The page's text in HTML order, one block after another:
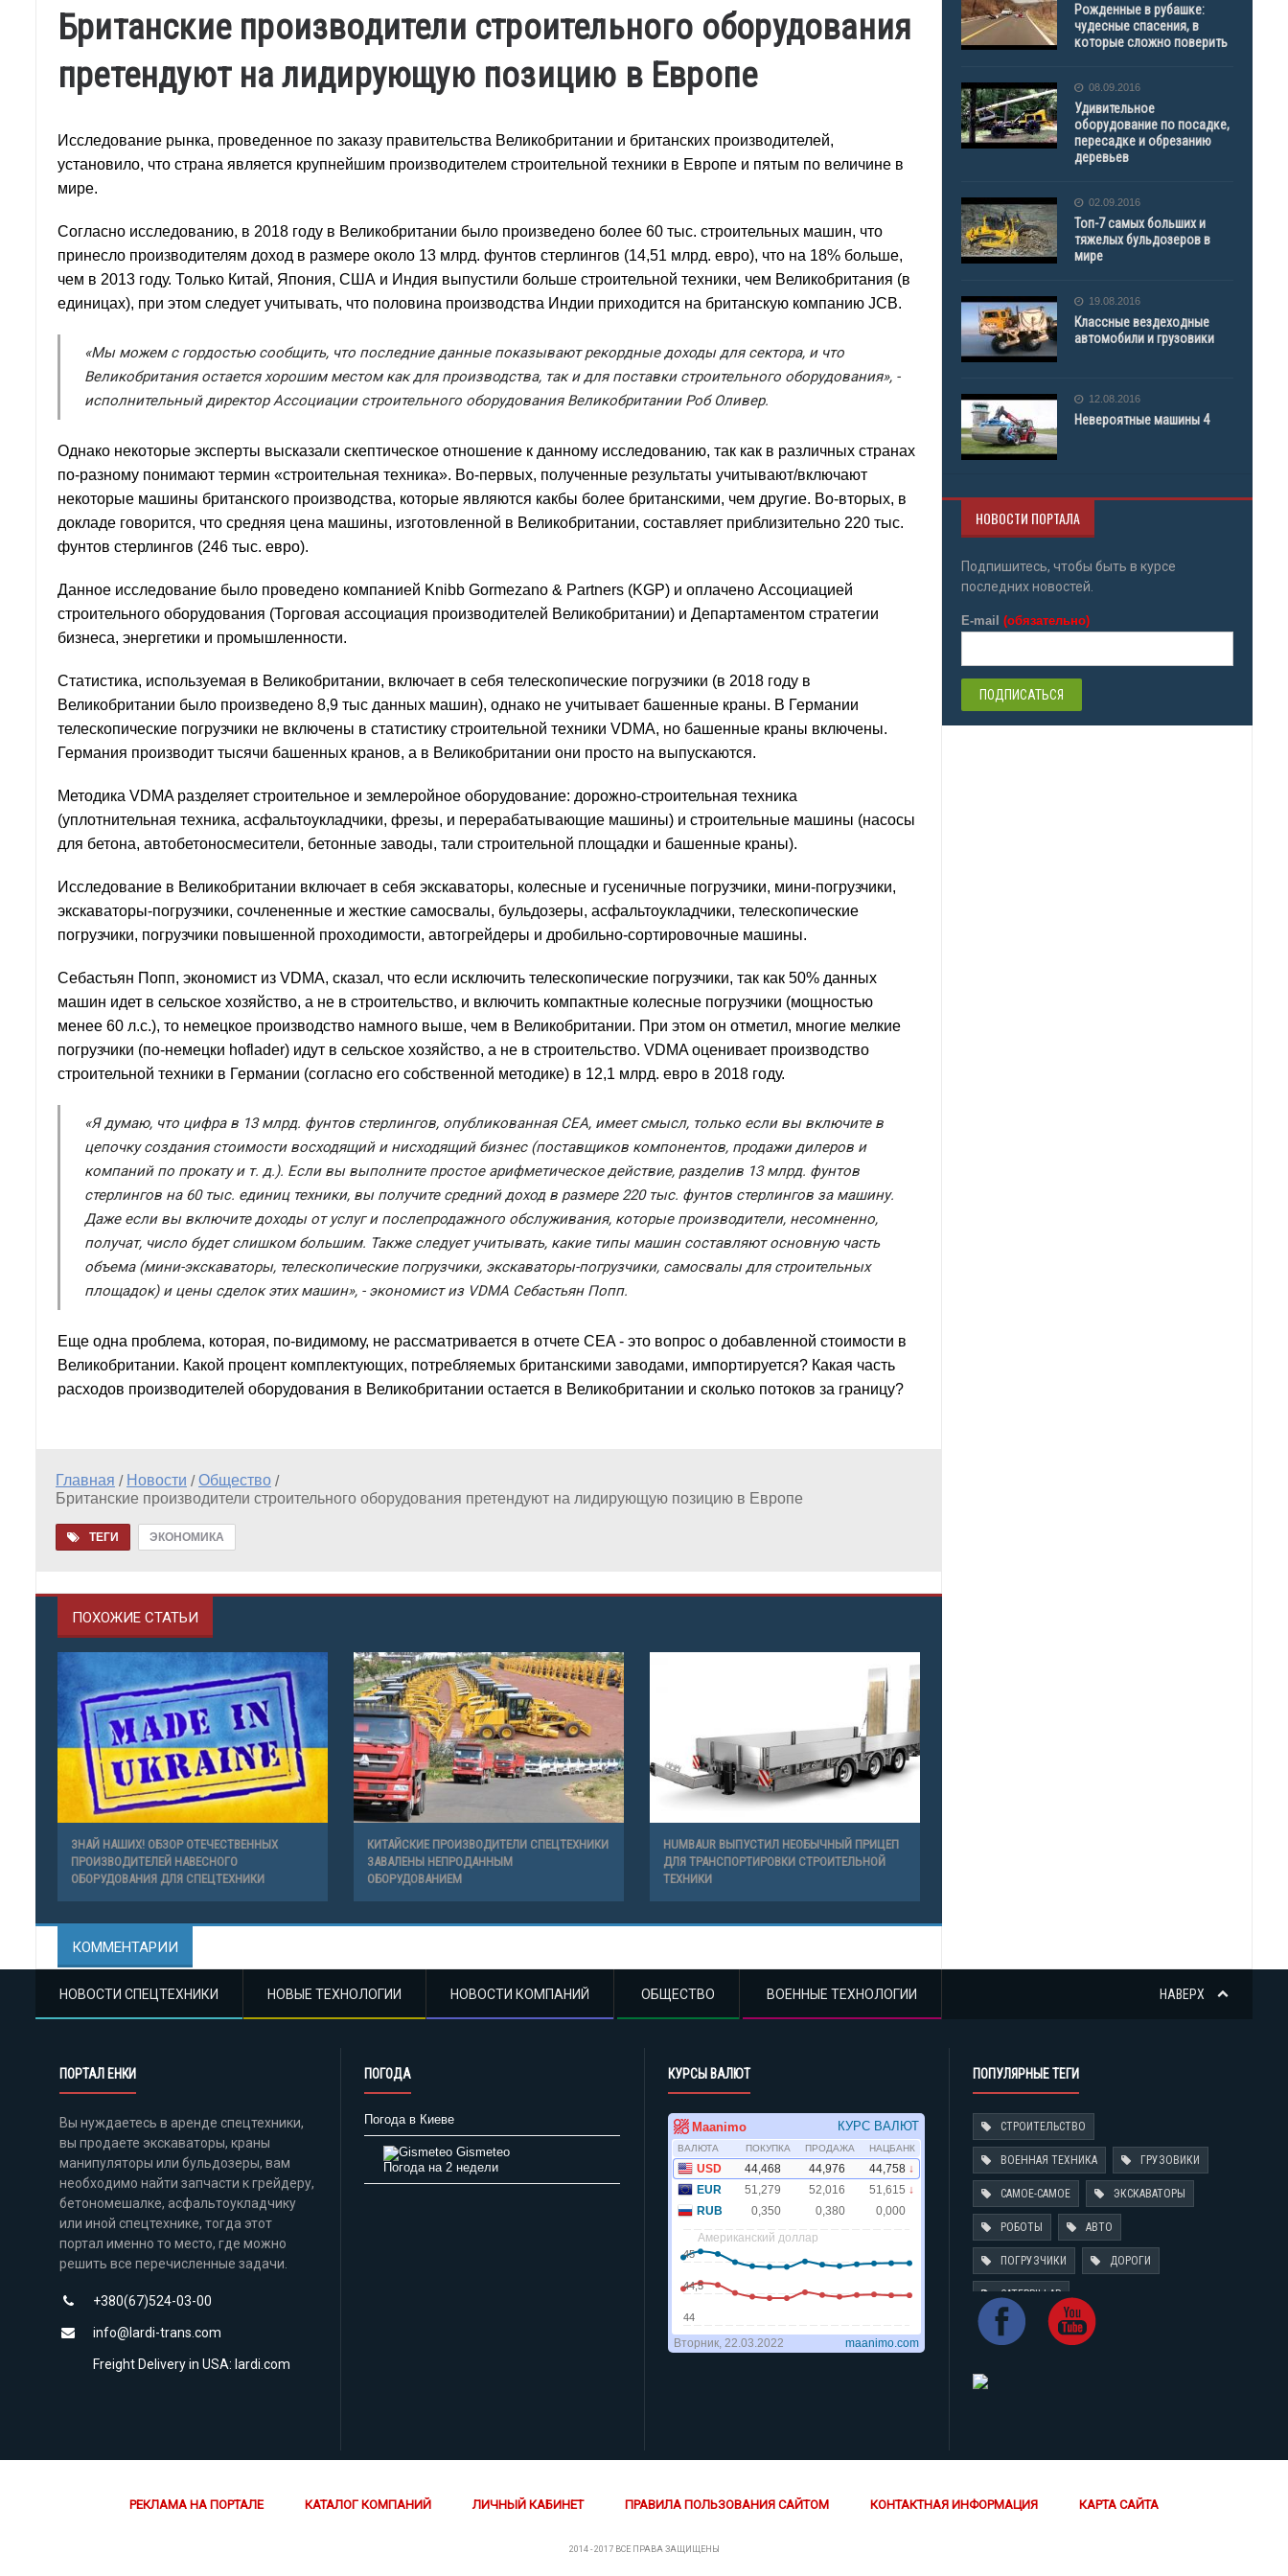
Британские производители строительного оборудования
претендуют на лидирующую позицию в Европе
Исследование рынка, проведенное по заказу правительства Великобритании и британских производителей,
установило, что страна является крупнейшим производителем строительной техники в Европе и пятым по величине в
мире.
Согласно исследованию, в 2018 году в Великобритании было произведено более 60 тыс. строительных машин, что
принесло производителям доход в размере около 13 млрд. фунтов стерлингов (14,51 млрд. евро), что на 18% больше,
чем в 2013 году. Только Китай, Япония, США и Индия выпустили больше строительной техники, чем Великобритания (в
единицах), при этом следует учитывать, что половина производства Индии приходится на британскую компанию JCB.
«Мы можем с гордостью сообщить, что последние данные показывают рекордные доходы для сектора, и что
Великобритания остается хорошим местом как для производства, так и для поставки строительного оборудования», -
исполнительный директор Ассоциации строительного оборудования Великобритании Роб Оливер.
Однако некоторые эксперты высказали скептическое отношение к данному исследованию, так как в различных странах
по-разному понимают термин «строительная техника». Во-первых, полученные результаты учитывают/включают
некоторые машины британского производства, которые являются какбы более британскими, чем другие. Во-вторых, в
докладе говорится, что средняя цена машины, изготовленной в Великобритании, составляет приблизительно 220 тыс.
фунтов стерлингов (246 тыс. евро).
Данное исследование было проведено компанией Knibb Gormezano & Partners (KGP) и оплачено Ассоциацией
строительного оборудования (Торговая ассоциация производителей Великобритании) и Департаментом стратегии
бизнеса, энергетики и промышленности.
Статистика, используемая в Великобритании, включает в себя телескопические погрузчики (в 2018 году в
Великобритании было произведено 8,9 тыс данных машин), однако не учитывает башенные краны. В Германии
телескопические погрузчики не включены в статистику строительной техники VDMA, но башенные краны включены.
Германия производит тысячи башенных кранов, а в Великобритании они просто на выпускаются.
Методика VDMA разделяет строительное и землеройное оборудование: дорожно-строительная техника
(уплотнительная техника, асфальтоукладчики, фрезы, и перерабатывающие машины) и строительные машины (насосы
для бетона, автобетоносмесители, бетонные заводы, тали строительной площадки и башенные краны).
Исследование в Великобритании включает в себя экскаваторы, колесные и гусеничные погрузчики, мини-погрузчики,
экскаваторы-погрузчики, сочлененные и жесткие самосвалы, бульдозеры, асфальтоукладчики, телескопические
погрузчики, погрузчики повышенной проходимости, автогрейдеры и дробильно-сортировочные машины.
Себастьян Попп, экономист из VDMA, сказал, что если исключить телескопические погрузчики, так как 50% данных
машин идет в сельское хозяйство, а не в строительство, и включить компактные колесные погрузчики (мощностью
менее 60 л.с.), то немецкое производство намного выше, чем в Великобритании. При этом он отметил, многие мелкие
погрузчики (по-немецки hoflader) идут в сельское хозяйство, а не в строительство. VDMA оценивает производство
строительной техники в Германии (согласно его собственной методике) в 12,1 млрд. евро в 2018 году.
«Я думаю, что цифра в 13 млрд. фунтов стерлингов, опубликованная CEA, имеет смысл, только если вы включите в
цепочку создания стоимости восходящий и нисходящий бизнес (поставщиков компонентов, продажи дилеров и
компаний по прокату и т. д.). Если вы выполните простое арифметическое действие, разделив 13 млрд. фунтов
стерлингов на 60 тыс. единиц техники, вы получите средний доход в размере 220 тыс. фунтов стерлингов за машину.
Даже если вы включите доходы от услуг и послепродажного обслуживания, которые производители, несомненно,
получат, число будет слишком большим. Также следует учитывать, какие типы машин составляют основную часть
объема (мини-экскаваторы, телескопические погрузчики, экскаваторы-погрузчики, самосвалы для строительных
площадок) и цены сделок этих машин», - экономист из VDMA Себастьян Попп.
Еще одна проблема, которая, по-видимому, не рассматривается в отчете CEA - это вопрос о добавленной стоимости в
Великобритании. Какой процент комплектующих, потребляемых британскими заводами, импортируется? Какая часть
расходов производителей оборудования в Великобритании остается в Великобритании и сколько потоков за границу?
Главная / Новости /Общество /
Британские производители строительного оборудования претендуют на лидирующую позицию в Европе
ТЕГИ ЭКОНОМИКА
ПОХОЖИЕ СТАТЬИ
ЗНАЙ НАШИХ! ОБЗОР ОТЕЧЕСТВЕННЫХ
ПРОИЗВОДИТЕЛЕЙ НАВЕСНОГО
ОБОРУДОВАНИЯ ДЛЯ СПЕЦТЕХНИКИ
КИТАЙСКИЕ ПРОИЗВОДИТЕЛИ СПЕЦТЕХНИКИ
ЗАВАЛЕНЫ НЕПРОДАННЫМ
ОБОРУДОВАНИЕМ
HUMBAUR ВЫПУСТИЛ НЕОБЫЧНЫЙ ПРИЦЕП
ДЛЯ ТРАНСПОРТИРОВКИ СТРОИТЕЛЬНОЙ
ТЕХНИКИ
КОММЕНТАРИИ
Рожденные в рубашке:
чудесные спасения, в
которые сложно поверить
08.09.2016
Удивительное
оборудование по посадке,
пересадке и обрезанию
деревьев
02.09.2016
Топ-7 самых больших и
тяжелых бульдозеров в
мире
19.08.2016
Классные вездеходные
автомобили и грузовики
12.08.2016
Невероятные машины 4
НОВОСТИ ПОРТАЛА
Подпишитесь, чтобы быть в курсе
последних новостей.
E-mail (обязательно)
НАВЕРХ
НОВОСТИ СПЕЦТЕХНИКИ НОВЫЕ ТЕХНОЛОГИИ НОВОСТИ КОМПАНИЙ ОБЩЕСТВО ВОЕННЫЕ ТЕХНОЛОГИИ
ПОРТАЛ ЕНКИ
Вы нуждаетесь в аренде спецтехники,
вы продаете экскаваторы, краны
манипуляторы или бульдозеры, вам
необходимо найти запчасти к грейдеру,
бетономешалке, асфальтоукладчику
или иной спецтехнике, тогда этот
портал именно то место, где можно
решить все перечисленные задачи.
+380(67)524-03-00
info@lardi-trans.com
Freight Delivery in USA: lardi.com
ПОГОДА
Погода в Киеве
Gismeteo
Погода на 2 недели
КУРСЫ ВАЛЮТ ПОПУЛЯРНЫЕ ТЕГИ
СТРОИТЕЛЬСТВО
ВОЕННАЯ ТЕХНИКА ГРУЗОВИКИ
САМОЕ-САМОЕ ЭКСКАВАТОРЫ
РОБОТЫ АВТО
ПОГРУЗЧИКИ ДОРОГИ
CATERPILLAR
РЕКЛАМА НА ПОРТАЛЕ КАТАЛОГ КОМПАНИЙ ЛИЧНЫЙ КАБИНЕТ ПРАВИЛА ПОЛЬЗОВАНИЯ САЙТОМ КОНТАКТНАЯ ИНФОРМАЦИЯ КАРТА САЙТА
2014 - 2017 ВСЕ ПРАВА ЗАЩИЩЕНЫ